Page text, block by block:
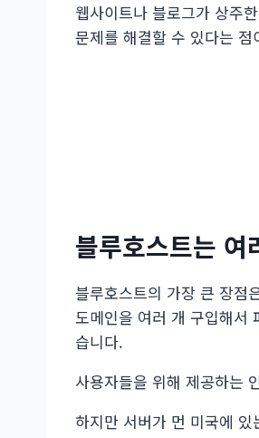
웹사이트나 블로그가 상주
문제를 해결할 수 있다는
블루호스트는 여
블루호스트의 가장 큰 장점
도메인을 여러 개 구입해서
습니다.
사용자들을 위해 제공하는
하지만 서버가 먼 미국에